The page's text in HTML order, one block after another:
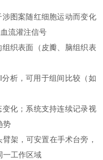
图案随红细胞运动而变化
流灌注信号
织表面（皮瓣、脑组织表
析，可用于组间比较（如
化；系统支持连续记录视
势
架，可安置在手术台旁，
一工作区域